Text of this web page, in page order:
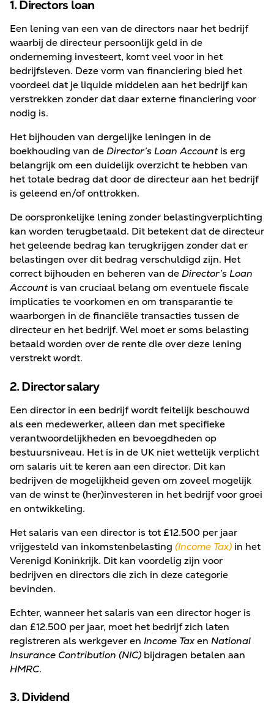
1. Directors loan
Een lening van een van de directors naar het bedrijf
waarbij de directeur persoonlijk geld in de
onderneming investeert, komt veel voor in het
bedrijfsleven. Deze vorm van financiering bied het
voordeel dat je liquide middelen aan het bedrijf kan
verstrekken zonder dat daar externe financiering voor
nodig is.
Het bijhouden van dergelijke leningen in de
boekhouding van deDirector’s Loan Accountis erg
belangrijk om een duidelijk overzicht te hebben van
het totale bedrag dat door de directeur aan het bedrijf
is geleend en/of onttrokken.
De oorspronkelijke lening zonder belastingverplichting
kan worden terugbetaald. Dit betekent dat de directeur
het geleende bedrag kan terugkrijgen zonder dat er
belastingen over dit bedrag verschuldigd zijn. Het
correct bijhouden en beheren van deDirector’s Loan
Accountis van cruciaal belang om eventuele fiscale
implicaties te voorkomen en om transparantie te
waarborgen in de financiële transacties tussen de
directeur en het bedrijf. Wel moet er soms belasting
betaald worden over de rente die over deze lening
verstrekt wordt.
2. Director salary
Een director in een bedrijf wordt feitelijk beschouwd
als een medewerker, alleen dan met specifieke
verantwoordelijkheden en bevoegdheden op
bestuursniveau. Het is in de UK niet wettelijk verplicht
om salaris uit te keren aan een director. Dit kan
bedrijven de mogelijkheid geven om zoveel mogelijk
van de winst te (her)investeren in het bedrijf voor groei
en ontwikkeling.
Het salaris van een director is tot £12.500 per jaar
vrijgesteld van inkomstenbelasting (Income Tax)in het
Verenigd Koninkrijk. Dit kan voordelig zijn voor
bedrijven en directors die zich in deze categorie
bevinden.
Echter, wanneer het salaris van een director hoger is
dan £12.500 per jaar, moet het bedrijf zich laten
registreren als werkgever en Income Taxen National
Insurance Contribution (NIC)bijdragen betalen aan
HMRC.
3. Dividend